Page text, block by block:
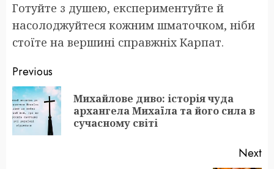
Готуйте з душею, експериментуйте й
насолоджуйтеся кожним шматочком, ніби
стоїте на вершині справжніх Карпат.
Post
navigation
Previous
Михайлове диво: історія чуда
архангела Михаїла та його сила в
сучасному світі
Next